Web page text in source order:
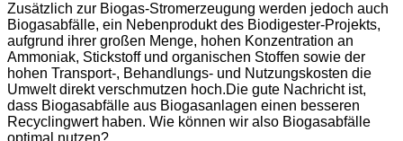
Zusätzlich zur Biogas-Stromerzeugung werden jedoch auch
Biogasabfälle, ein Nebenprodukt des Biodigester-Projekts,
aufgrund ihrer großen Menge, hohen Konzentration an
Ammoniak, Stickstoff und organischen Stoffen sowie der
hohen Transport-, Behandlungs- und Nutzungskosten die
Umwelt direkt verschmutzen hoch.Die gute Nachricht ist,
dass Biogasabfälle aus Biogasanlagen einen besseren
Recyclingwert haben. Wie können wir also Biogasabfälle